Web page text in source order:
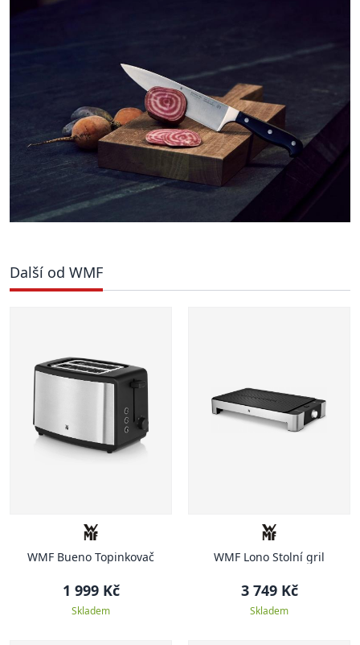
Další od WMF
WMF Bueno Topinkovač
1 999 Kč
Skladem
WMF Lono Stolní gril
3 749 Kč
Skladem